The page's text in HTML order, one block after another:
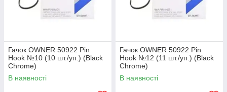
Гачок OWNER 50922 Pin
Hook №10 (10 шт./уп.) (Black
Chrome)
В наявності
Гачок OWNER 50922 Pin
Hook №12 (11 шт./уп.) (Black
Chrome)
В наявності